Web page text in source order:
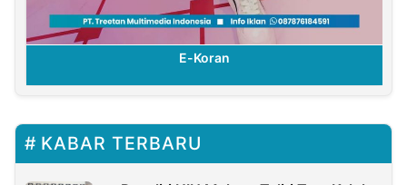
E-Koran
KABAR TERBARU